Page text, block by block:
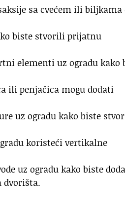
sa cvećem ili biljkama
biste stvorili prijatnu
elementi uz ogradu kako
ili penjačica mogu dodati
uz ogradu kako biste
koristeći vertikalne
uz ogradu kako biste